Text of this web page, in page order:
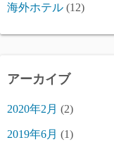
海外ホテル (12)
アーカイブ
2020年2月 (2)
2019年6月 (1)